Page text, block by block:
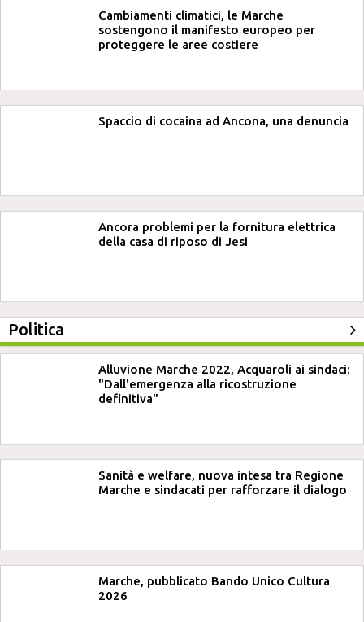
Cambiamenti climatici, le Marche
sostengono il manifesto europeo per
proteggere le aree costiere
Spaccio di cocaina ad Ancona, una denuncia
Ancora problemi per la fornitura elettrica
della casa di riposo di Jesi
Politica
Alluvione Marche 2022, Acquaroli ai sindaci:
"Dall'emergenza alla ricostruzione
definitiva"
Sanità e welfare, nuova intesa tra Regione
Marche e sindacati per rafforzare il dialogo
Marche, pubblicato Bando Unico Cultura
2026